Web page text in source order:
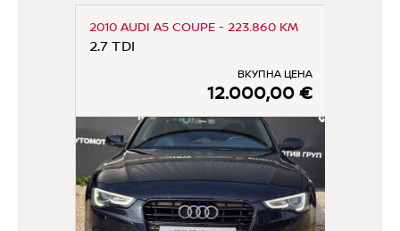
2010 AUDI A5 COUPE - 223.860 KM
2.7 TDI
ВКУПНА ЦЕНА
12.000,00 €